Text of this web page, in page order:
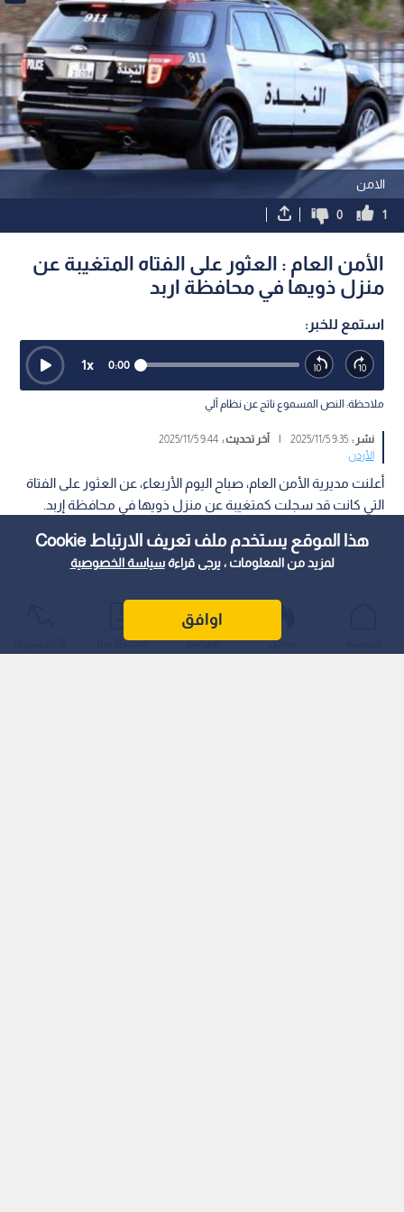
هذا الموقع يستخدم ملف تعريف الارتباط Cookie
لمزيد من المعلومات ، يرجى قراءةسياسة الخصوصية
اوافق
الامن
1
0
الأمن العام : العثور على الفتاه المتغيبة عن
منزل ذويها في محافظة اربد
استمع للخبر:
0:00
1x
ملاحظة: النص المسموع ناتج عن نظام آلي
نشر :9:35 2025/11/5 آخر تحديث :9:44 2025/11/5
الأردن
أعلنت مديرية الأمن العام، صباح اليوم الأربعاء، عن العثور على الفتاة
التي كانت قد سجلت كمتغيبة عن منزل ذويها في محافظة إربد.
عواجل المباشر أحدث الأخبار